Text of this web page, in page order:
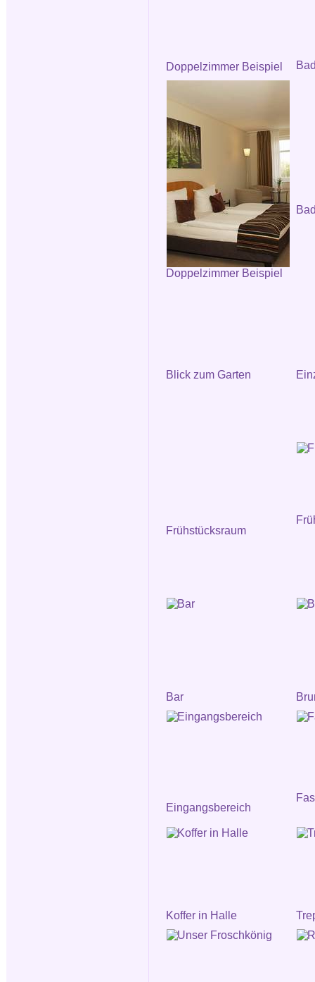
Doppelzimmer Beispiel
Doppelzimmer Beispiel
Blick zum Garten
Frühstücksraum
Bar
Eingangsbereich
Koffer in Halle